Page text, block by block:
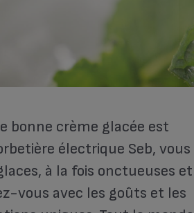
bonne crème glacée est
électrique Seb, vous
à la fois onctueuses et
vous avec les goûts et les